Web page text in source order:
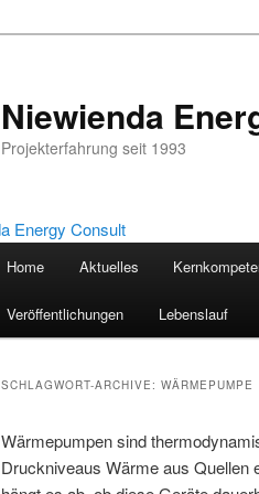
Niewienda
Projekterfahrung seit 1993
Home Aktuelles
Veröffentlichungen Lebenslauf
SCHLAGWORT-ARCHIVE: WÄRMEPUMPE
Wärmepumpen sind
Druckniveaus Wärme aus Quellen